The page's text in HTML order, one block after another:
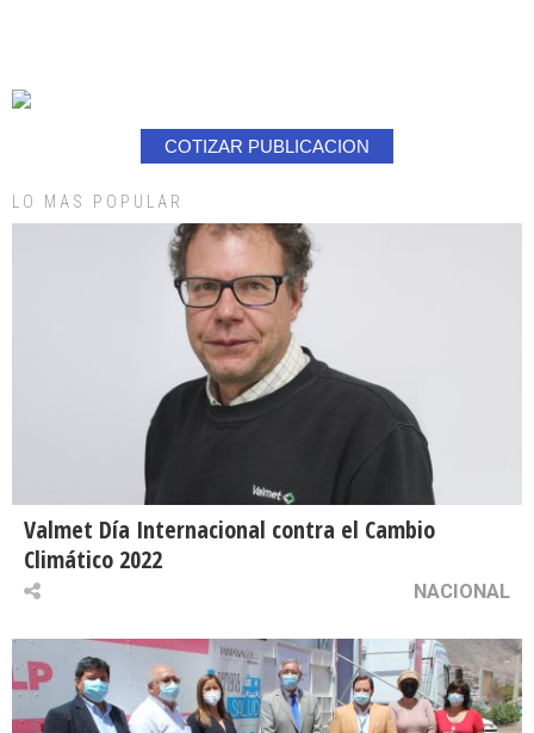
COTIZAR PUBLICACION
LO MAS POPULAR
Valmet Día Internacional contra el Cambio
Climático 2022
NACIONAL